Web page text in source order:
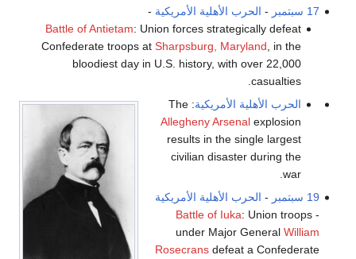
17 سبتمبر
- الحرب الأهلية الأمريكية -
Battle of Antietam: Union forces strategically defeat
Confederate troops atSharpsburg, Maryland , in the
bloodiest day in U.S. history, with over 22,000
casualties.
الحرب الأهلية الأمريكية: The
Allegheny Arsenal explosion
results in the single largest
civilian disaster during the
war.
19 سبتمبر
- الحرب الأهلية الأمريكية
-
Battle of Iuka: Union troops
under Major General William
Rosecransdefeat a Confederate